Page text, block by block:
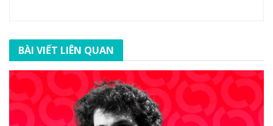
BÀI VIẾT LIÊN QUAN